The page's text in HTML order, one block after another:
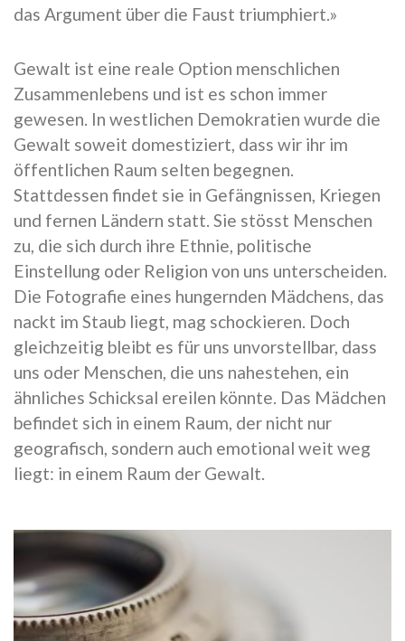
das Argument über die Faust triumphiert.»
Gewalt ist eine reale Option menschlichen
Zusammenlebens und ist es schon immer
gewesen. In westlichen Demokratien wurde die
Gewalt soweit domestiziert, dass wir ihr im
öffentlichen Raum selten begegnen.
Stattdessen findet sie in Gefängnissen, Kriegen
und fernen Ländern statt. Sie stösst Menschen
zu, die sich durch ihre Ethnie, politische
Einstellung oder Religion von uns unterscheiden.
Die Fotografie eines hungernden Mädchens, das
nackt im Staub liegt, mag schockieren. Doch
gleichzeitig bleibt es für uns unvorstellbar, dass
uns oder Menschen, die uns nahestehen, ein
ähnliches Schicksal ereilen könnte. Das Mädchen
befindet sich in einem Raum, der nicht nur
geografisch, sondern auch emotional weit weg
liegt: in einem Raum der Gewalt.